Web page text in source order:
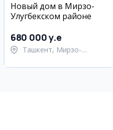
Новый дом в Мирзо-
Улугбекском районе
680 000 y.e
Ташкент, Мирзо-